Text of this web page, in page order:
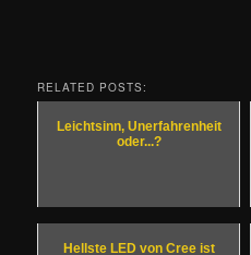
RELATED POSTS:
Leichtsinn, Unerfahrenheit
oder...?
Hellste LED von Cree ist